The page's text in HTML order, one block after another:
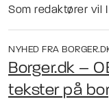
Som redaktører vil
NYHED FRA
Borger.dk –
tekster på